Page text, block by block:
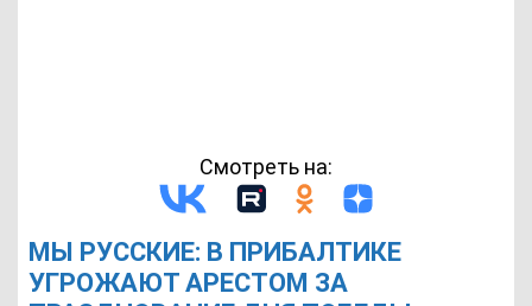
Смотреть на:
МЫ РУССКИЕ: В ПРИБАЛТИКЕ
УГРОЖАЮТ АРЕСТОМ ЗА